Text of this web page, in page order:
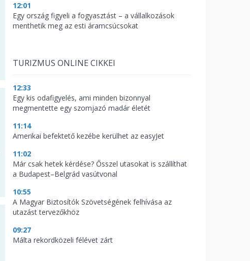
12:01
Egy ország figyeli a fogyasztást – a vállalkozások
menthetik meg az esti áramcsúcsokat
TURIZMUS ONLINE CIKKEI
12:33
Egy kis odafigyelés, ami minden bizonnyal
megmentette egy szomjazó madár életét
11:14
Amerikai befektető kezébe kerülhet az easyJet
11:02
Már csak hetek kérdése? Ősszel utasokat is szállíthat
a Budapest–Belgrád vasútvonal
10:55
A Magyar Biztosítók Szövetségének felhívása az
utazást tervezőkhöz
09:27
Málta rekordközeli félévet zárt